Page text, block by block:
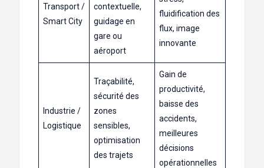
Transport /
Smart City
contextuelle,
guidage en
gare ou
aéroport
fluidification des
flux, image
innovante
Industrie /
Logistique
Traçabilité,
sécurité des
zones
sensibles,
optimisation
des trajets
Gain de
productivité,
baisse des
accidents,
meilleures
décisions
opérationnelles